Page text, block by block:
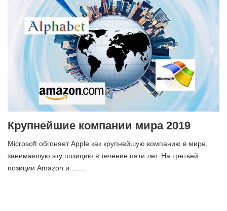
Крупнейшие компании мира 2019
Microsoft обгоняет Apple как крупнейшую компанию в мире,
занимавшую эту позицию в течение пяти лет. На третьей
позиции Amazon и ...…